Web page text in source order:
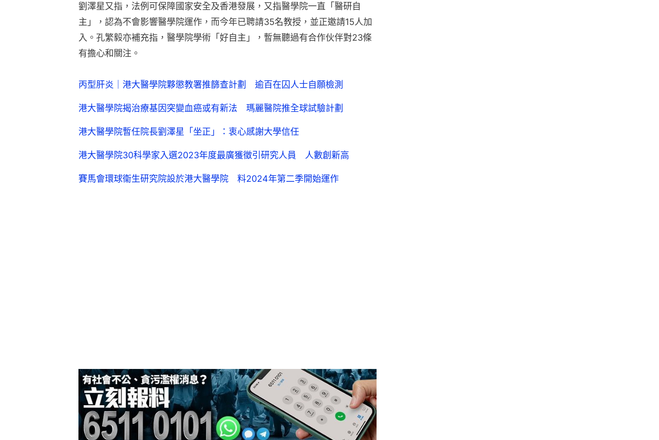
劉澤星又指，法例可保障國家安全及香港發展，又指醫學院一直「醫研自
主」，認為不會影響醫學院運作，而今年已聘請35名教授，並正邀請15人加
入。孔繁毅亦補充指，醫學院學術「好自主」，暫無聽過有合作伙伴對23條
有擔心和關注。
丙型肝炎｜港大醫學院夥懲教署推篩查計劃 逾百在囚人士自願檢測
港大醫學院揭治療基因突變血癌或有新法 瑪麗醫院推全球試驗計劃
港大醫學院暫任院長劉澤星「坐正」：衷心感謝大學信任
港大醫學院30科學家入選2023年度最廣獲徵引研究人員 人數創新高
賽馬會環球衞生研究院設於港大醫學院 料2024年第二季開始運作